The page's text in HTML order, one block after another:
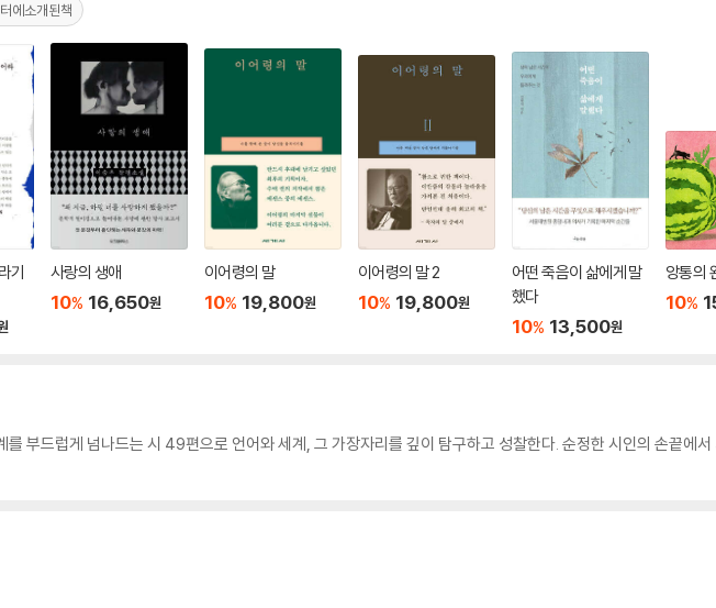
에소개된책
기
사랑의 생애
10% 16,650원
이어령의 말
10% 19,800원
이어령의 말 2
10% 19,800원
어떤 죽음이 삶에게 말
했다
10% 13,500원
앙통의
10%
를 부드럽게 넘나드는 시 49편으로 언어와 세계, 그 가장자리를 깊이 탐구하고 성찰한다. 순정한 시인의 손끝에서